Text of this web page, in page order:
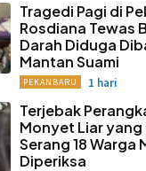
Tragedi Pagi di
Rosdiana Tewas
Darah Diduga
Mantan Suami
PEKANBARU 1 hari
Terjebak
Monyet Liar yang
Serang 18 Warga
Diperiksa